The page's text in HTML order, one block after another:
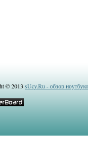
© 2013sUcy.Ru - обзор